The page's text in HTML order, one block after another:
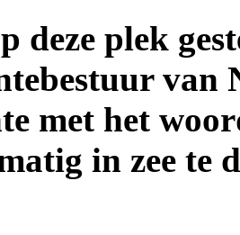
deze plek
met het
in zee te